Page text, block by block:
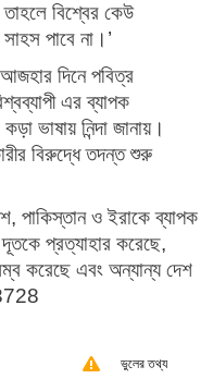
বিশ্বের কেউ
পাবে না।’
দিনে পবিত্র
এর ব্যাপক
ভাষায় নিন্দা জানায়।
বিরুদ্ধে তদন্ত শুরু
পাকিস্তান ও ইরাকে ব্যাপক
প্রত্যাহার করেছে,
করেছে এবং অন্যান্য দেশ
ভুলের তথ্য